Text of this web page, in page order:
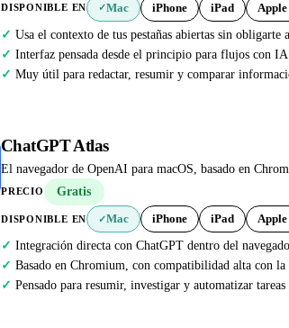
DISPONIBLE EN ✓Mac iPhone iPad
Usa el contexto de tus pestañas abiertas sin obligarte
Interfaz pensada desde el principio para flujos con IA
Muy útil para redactar, resumir y comparar
ChatGPT Atlas
El navegador de OpenAI para macOS, basado en
PRECIO Gratis
DISPONIBLE EN ✓Mac iPhone iPad
Integración directa con ChatGPT dentro del
Basado en Chromium, con compatibilidad alta con la
Pensado para resumir, investigar y automatizar tareas